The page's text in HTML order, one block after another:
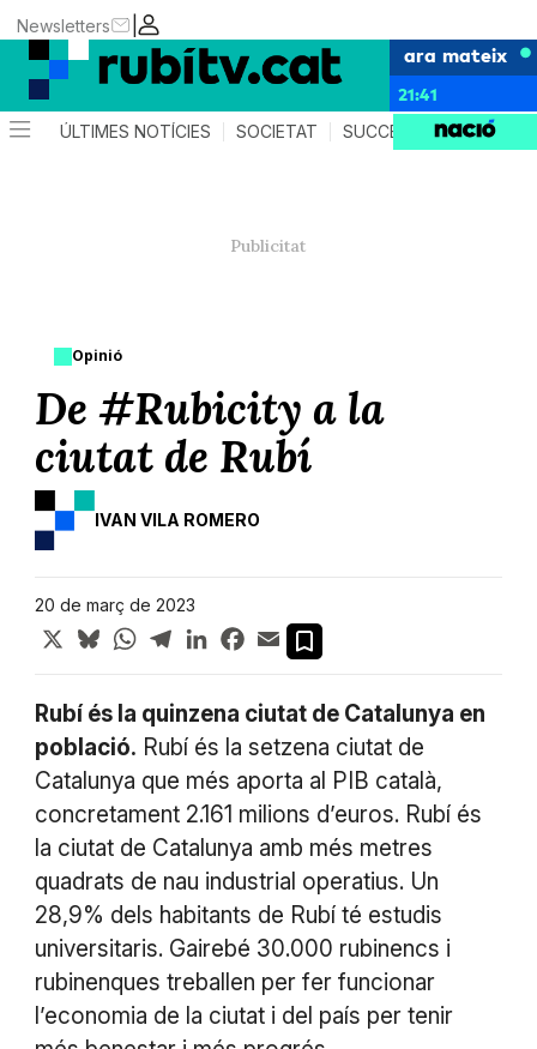
|
Newsletters
ara mateix
21:41
ÚLTIMES NOTÍCIES SOCIETAT SUCCESSOS
Opinió
De #Rubicity a la
ciutat de Rubí
IVAN VILA ROMERO
20 de març de 2023
X BlueskyWhatsApp
TelegramLinkedInFacebook
Email
Rubí és la quinzena ciutat de Catalunya en
població. Rubí és la setzena ciutat de
Catalunya que més aporta al PIB català,
concretament 2.161 milions d’euros. Rubí és
la ciutat de Catalunya amb més metres
quadrats de nau industrial operatius. Un
28,9% dels habitants de Rubí té estudis
universitaris. Gairebé 30.000 rubinencs i
rubinenques treballen per fer funcionar
l’economia de la ciutat i del país per tenir